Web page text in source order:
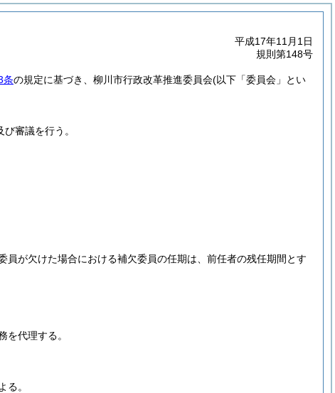
平成17年11月1日
規則第148号
条の規定に基づき、柳川市行政改革推進委員会(以下「委員会」とい
審議を行う。
員が欠けた場合における補欠委員の任期は、前任者の残任期間とす
代理する。
る。